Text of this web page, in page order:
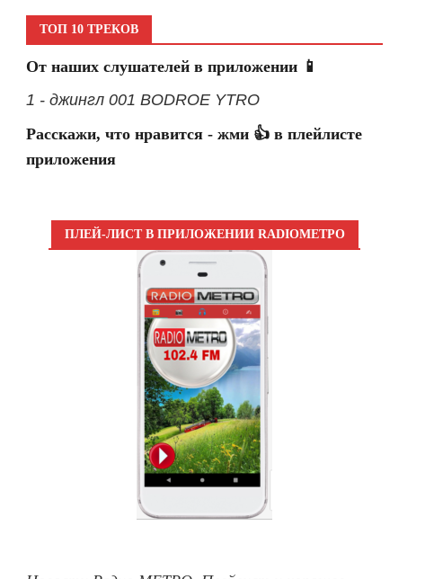
ТОП 10 ТРЕКОВ
От наших слушателей в приложении 📱
1 - джингл 001 BODROE YTRO
Расскажи, что нравится - жми 👍 в плейлисте
приложения
ПЛЕЙ-ЛИСТ В ПРИЛОЖЕНИИ RADIOМЕТРО